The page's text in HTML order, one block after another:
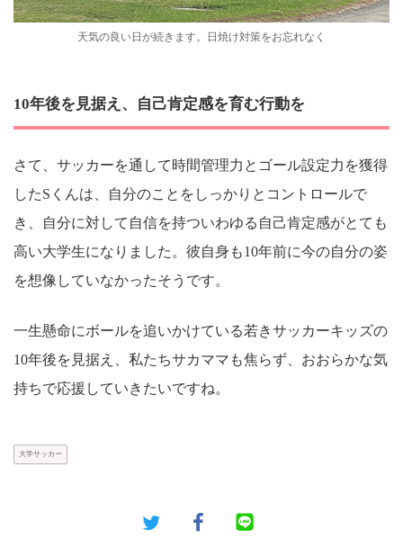
天気の良い日が続きます。日焼け対策をお忘れなく
10年後を見据え、自己肯定感を育む行動を
さて、サッカーを通して時間管理力とゴール設定力を獲得
したSくんは、自分のことをしっかりとコントロールで
き、自分に対して自信を持ついわゆる自己肯定感がとても
高い大学生になりました。彼自身も10年前に今の自分の姿
を想像していなかったそうです。
一生懸命にボールを追いかけている若きサッカーキッズの
10年後を見据え、私たちサカママも焦らず、おおらかな気
持ちで応援していきたいですね。
大学サッカー